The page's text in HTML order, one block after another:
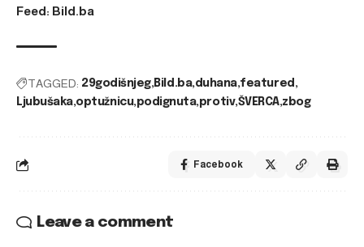
Feed: Bild.ba
TAGGED: 29godišnjeg Bild.ba duhana featured
Ljubušaka optužnicu podignuta protiv ŠVERCA zbog
Facebook
Leave a comment